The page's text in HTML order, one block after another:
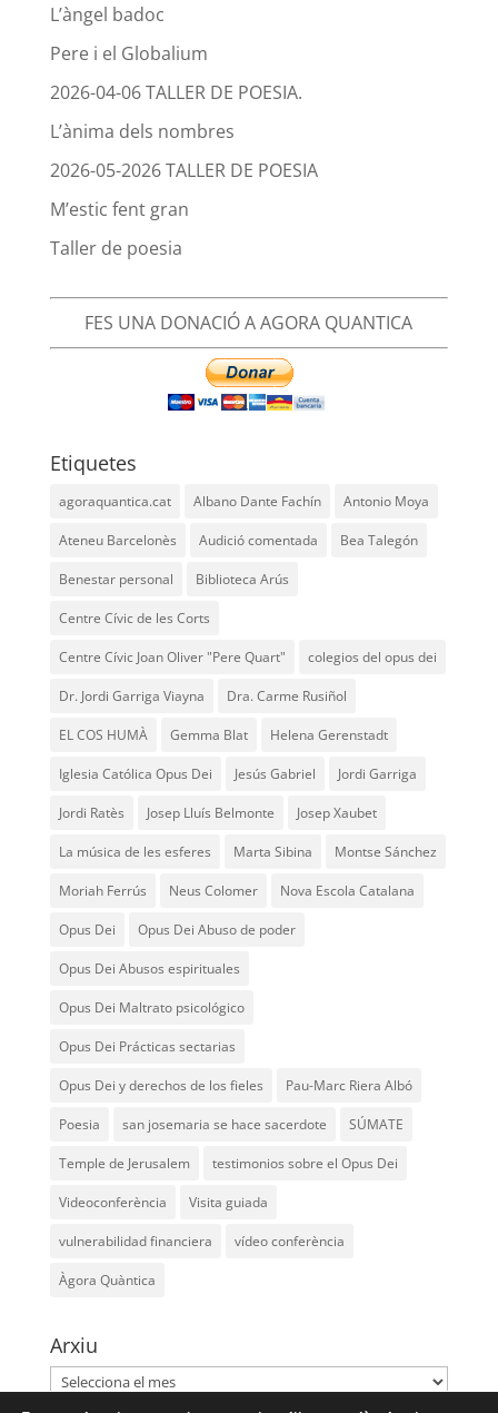
L’àngel badoc
Pere i el Globalium
2026-04-06 TALLER DE POESIA.
L’ànima dels nombres
2026-05-2026 TALLER DE POESIA
M’estic fent gran
Taller de poesia
FES UNA DONACIÓ A AGORA QUANTICA
Etiquetes
agoraquantica.cat Albano Dante Fachín Antonio Moya
Ateneu Barcelonès Audició comentada Bea Talegón
Benestar personal Biblioteca Arús
Centre Cívic de les Corts
Centre Cívic Joan Oliver "Pere Quart" colegios del opus dei
Dr. Jordi Garriga Viayna Dra. Carme Rusiñol
EL COS HUMÀ Gemma Blat Helena Gerenstadt
Iglesia Católica Opus Dei Jesús Gabriel Jordi Garriga
Jordi Ratès Josep Lluís Belmonte Josep Xaubet
La música de les esferes Marta Sibina Montse Sánchez
Moriah Ferrús Neus Colomer Nova Escola Catalana
Opus Dei Opus Dei Abuso de poder
Opus Dei Abusos espirituales
Opus Dei Maltrato psicológico
Opus Dei Prácticas sectarias
Opus Dei y derechos de los fieles Pau-Marc Riera Albó
Poesia san josemaria se hace sacerdote SÚMATE
Temple de Jerusalem testimonios sobre el Opus Dei
Videoconferència Visita guiada
vulnerabilidad financiera vídeo conferència
Àgora Quàntica
Arxiu
Arxiu